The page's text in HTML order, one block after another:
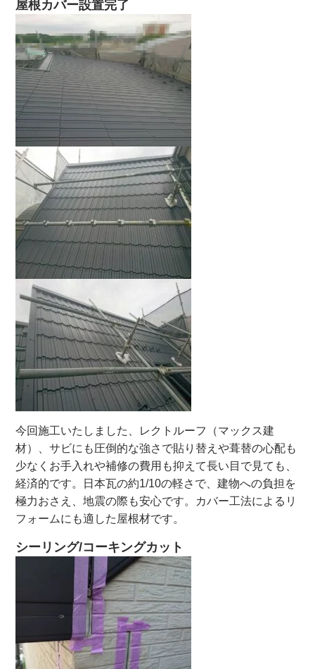
屋根カバー設置完了
今回施工いたしました、レクトルーフ（マックス建
材）、サビにも圧倒的な強さで貼り替えや葺替の心配も
少なくお手入れや補修の費用も抑えて長い目で見ても、
経済的です。日本瓦の約1/10の軽さで、建物への負担を
極力おさえ、地震の際も安心です。カバー工法によるリ
フォームにも適した屋根材です。
シーリング/コーキングカット